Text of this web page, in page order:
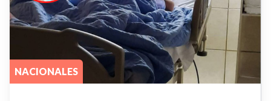
NACIONALES